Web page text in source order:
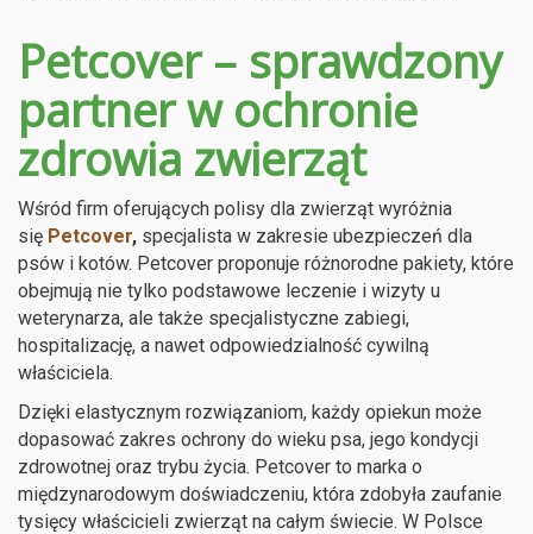
Petcover – sprawdzony
partner w ochronie
zdrowia zwierząt
Wśród firm oferujących polisy dla zwierząt wyróżnia
się Petcover, specjalista w zakresie ubezpieczeń dla
psów i kotów. Petcover proponuje różnorodne pakiety, które
obejmują nie tylko podstawowe leczenie i wizyty u
weterynarza, ale także specjalistyczne zabiegi,
hospitalizację, a nawet odpowiedzialność cywilną
właściciela.
Dzięki elastycznym rozwiązaniom, każdy opiekun może
dopasować zakres ochrony do wieku psa, jego kondycji
zdrowotnej oraz trybu życia. Petcover to marka o
międzynarodowym doświadczeniu, która zdobyła zaufanie
tysięcy właścicieli zwierząt na całym świecie. W Polsce